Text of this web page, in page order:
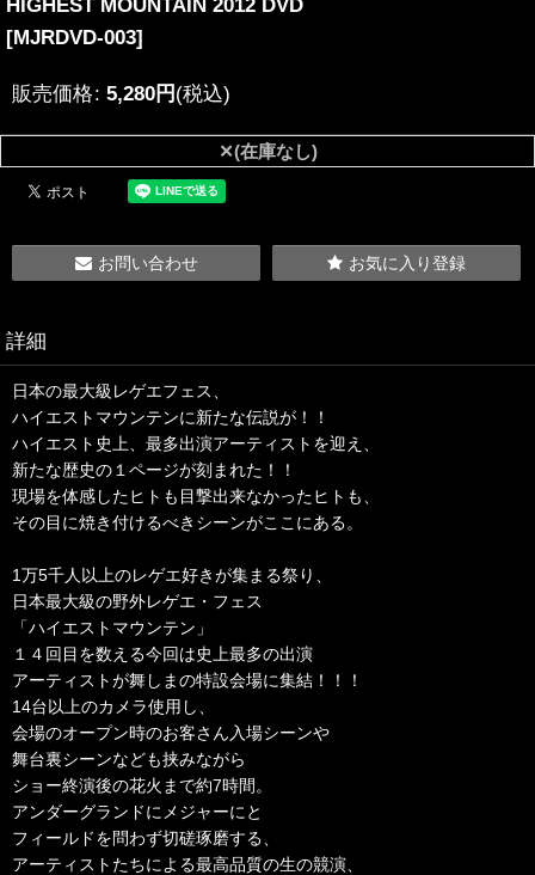
[MJRDVD-003]
販売価格: 5,280円(税込)
✕(在庫なし)
お問い合わせ お気に入り登録
詳細
日本の最大級レゲエフェス、
ハイエストマウンテンに新たな伝説が！！
ハイエスト史上、最多出演アーティストを迎え、
新たな歴史の１ページが刻まれた！！
現場を体感したヒトも目撃出来なかったヒトも、
その目に焼き付けるべきシーンがここにある。
1万5千人以上のレゲエ好きが集まる祭り、
日本最大級の野外レゲエ・フェス
「ハイエストマウンテン」
１４回目を数える今回は史上最多の出演
アーティストが舞しまの特設会場に集結！！！
14台以上のカメラ使用し、
会場のオープン時のお客さん入場シーンや
舞台裏シーンなども挟みながら
ショー終演後の花火まで約7時間。
アンダーグランドにメジャーにと
フィールドを問わず切磋琢磨する、
アーティストたちによる最高品質の生の競演、